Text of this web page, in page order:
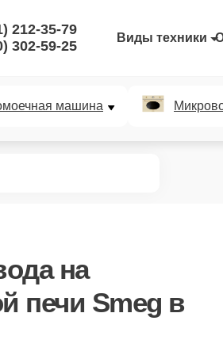
212-35-79
302-59-25
Виды техники
машина
на
печи Smeg в